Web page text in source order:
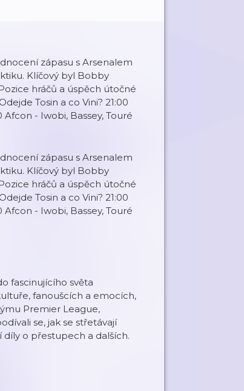
zápasu s Arsenalem
Klíčový byl Bobby
hráčů a úspěch útočné
Tosin a co Vini? 21:00
- Iwobi, Bassey, Touré
zápasu s Arsenalem
Klíčový byl Bobby
hráčů a úspěch útočné
Tosin a co Vini? 21:00
- Iwobi, Bassey, Touré
fascinujícího světa
fanoušcích a emocích,
Premier League,
se, jak se střetávají
díly o přestupech a dalších.